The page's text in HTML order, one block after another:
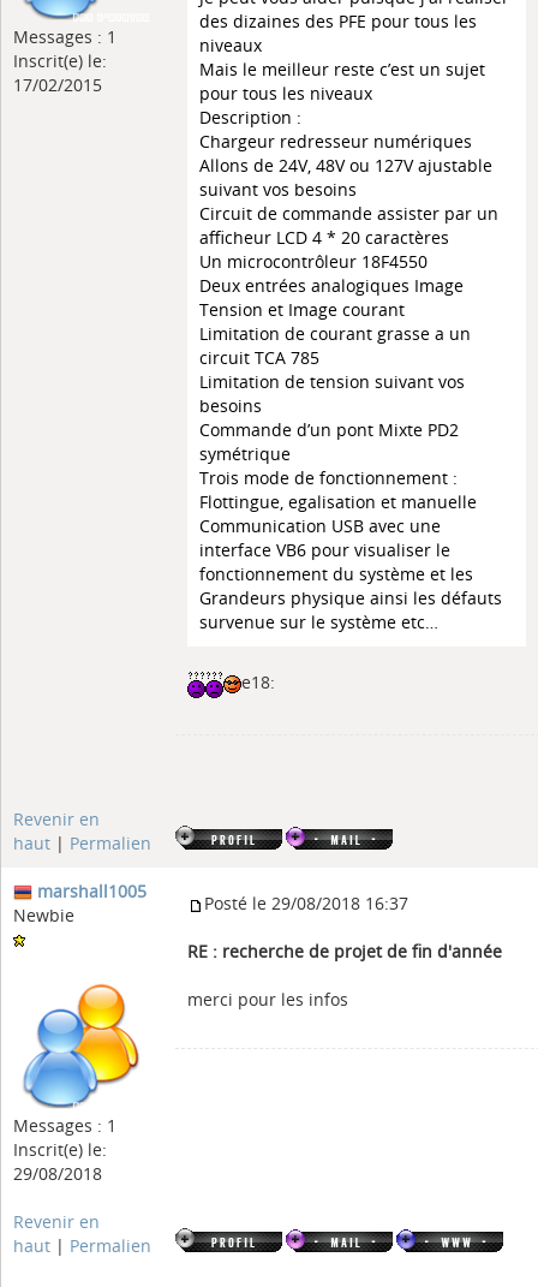
Messages : 1
Inscrit(e) le:
17/02/2015
des dizaines des PFE pour tous les
niveaux
Mais le meilleur reste c’est un sujet
pour tous les niveaux
Description :
Chargeur redresseur numériques
Allons de 24V, 48V ou 127V ajustable
suivant vos besoins
Circuit de commande assister par un
afficheur LCD 4 * 20 caractères
Un microcontrôleur 18F4550
Deux entrées analogiques Image
Tension et Image courant
Limitation de courant grasse a un
circuit TCA 785
Limitation de tension suivant vos
besoins
Commande d’un pont Mixte PD2
symétrique
Trois mode de fonctionnement :
Flottingue, egalisation et manuelle
Communication USB avec une
interface VB6 pour visualiser le
fonctionnement du système et les
Grandeurs physique ainsi les défauts
survenue sur le système etc…
e18:
Revenir en
haut | Permalien
marshall1005
Newbie
Messages : 1
Inscrit(e) le:
29/08/2018
Posté le 29/08/2018 16:37
RE : recherche de projet de fin d'année
merci pour les infos
Revenir en
haut | Permalien